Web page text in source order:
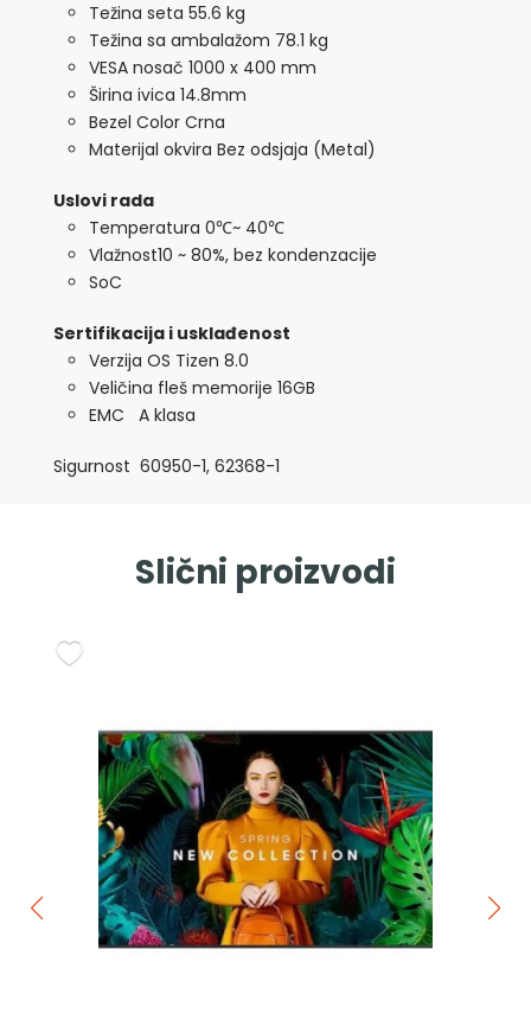
Težina seta 55.6 kg
Težina sa ambalažom 78.1 kg
VESA nosač 1000 x 400 mm
Širina ivica 14.8mm
Bezel Color Crna
Materijal okvira Bez odsjaja (Metal)
Uslovi rada
Temperatura 0℃~ 40℃
Vlažnost10 ~ 80%, bez kondenzacije
SoC
Sertifikacija i usklađenost
Verzija OS Tizen 8.0
Veličina fleš memorije 16GB
EMC A klasa
Sigurnost 60950-1, 62368-1
Slični proizvodi